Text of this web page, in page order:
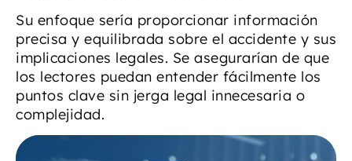
Su enfoque sería proporcionar información
precisa y equilibrada sobre el accidente y sus
implicaciones legales. Se asegurarían de que
los lectores puedan entender fácilmente los
puntos clave sin jerga legal innecesaria o
complejidad.